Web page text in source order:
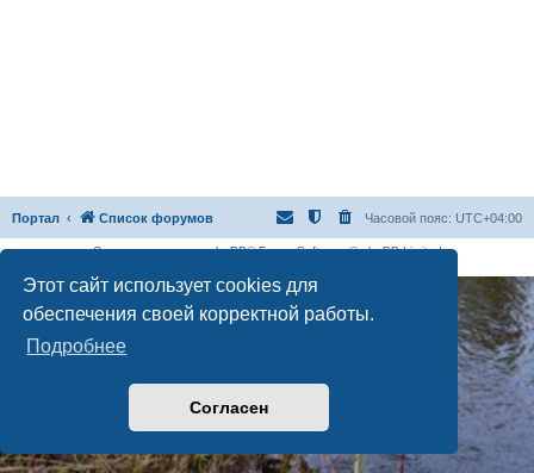
Этот сайт использует cookies для
обеспечения своей корректной работы.
Подробнее
Согласен
Портал Список форумов Часовой пояс: UTC+04:00
Создано на основеphpBB® Forum Software © phpBB Limited